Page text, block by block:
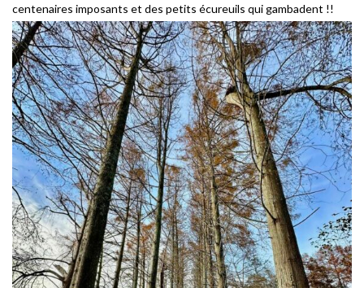
centenaires imposants et des petits écureuils qui gambadent !!